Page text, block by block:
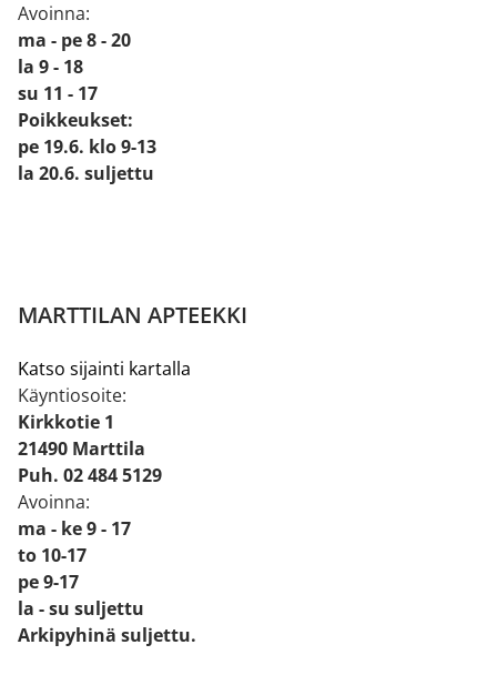
Avoinna:
ma - pe 8 - 20
la 9 - 18
su 11 - 17
Poikkeukset:
pe 19.6. klo 9-13
la 20.6. suljettu
MARTTILAN APTEEKKI
Katso sijainti kartalla
Käyntiosoite:
Kirkkotie 1
21490 Marttila
Puh. 02 484 5129
Avoinna:
ma - ke 9 - 17
to 10-17
pe 9-17
la - su suljettu
Arkipyhinä suljettu.